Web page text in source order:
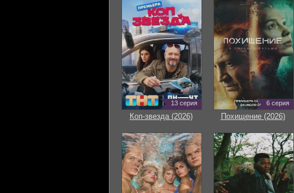
13 серия
Коп-звезда (2026)
6 серия
Похищение (2026)